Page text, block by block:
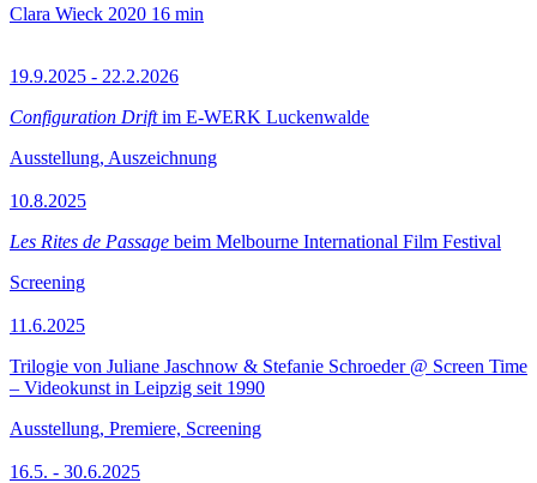
Clara Wieck 2020 16 min
19.9.2025 - 22.2.2026
Configuration Driftim E-WERK Luckenwalde
Ausstellung, Auszeichnung
10.8.2025
Les Rites de Passage beim Melbourne International Film Festival
Screening
11.6.2025
Trilogie von Juliane Jaschnow & Stefanie Schroeder @ Screen Time
– Videokunst in Leipzig seit 1990
Ausstellung, Premiere, Screening
16.5. - 30.6.2025